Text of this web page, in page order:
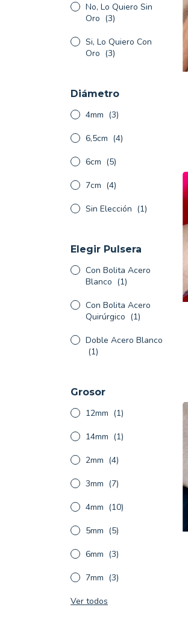
No, Lo Quiero Sin
Oro (3)
Si, Lo Quiero Con
Oro (3)
Diámetro
4mm (3)
6,5cm (4)
6cm (5)
7cm (4)
Sin Elección (1)
Elegir Pulsera
Con Bolita Acero
Blanco (1)
Con Bolita Acero
Quirúrgico (1)
Doble Acero Blanco
(1)
Grosor
12mm (1)
14mm (1)
2mm (4)
3mm (7)
4mm (10)
5mm (5)
6mm (3)
7mm (3)
Ver todos